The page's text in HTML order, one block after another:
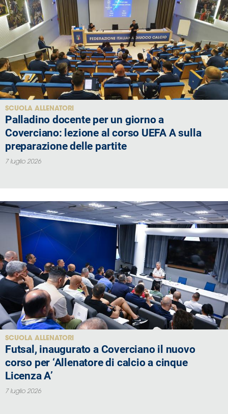
SCUOLA ALLENATORI
Palladino docente per un giorno a
Coverciano: lezione al corso UEFA A sulla
preparazione delle partite
7 luglio 2026
SCUOLA ALLENATORI
Futsal, inaugurato a Coverciano il nuovo
corso per ‘Allenatore di calcio a cinque
Licenza A’
7 luglio 2026